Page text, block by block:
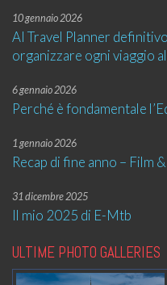
10 gennaio 2026
AI Travel Planner
organizzare ogni viaggio
6 gennaio 2026
Perché è fondamentale
1 gennaio 2026
Recap di fine anno – Film
31 dicembre 2025
Il mio 2025 di E-Mtb
ULTIME PHOTO GALLERIES